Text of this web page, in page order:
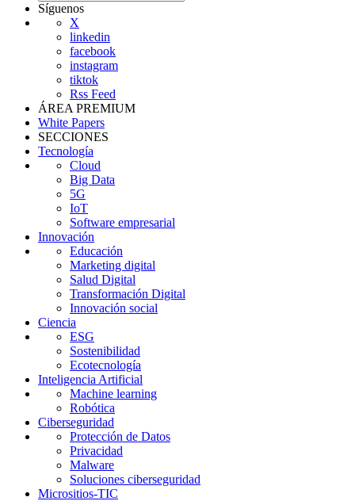
Síguenos
X
linkedin
facebook
instagram
tiktok
Rss Feed
ÁREA PREMIUM
White Papers
SECCIONES
Tecnología
Cloud
Big Data
5G
IoT
Software empresarial
Innovación
Educación
Marketing digital
Salud Digital
Transformación Digital
Innovación social
Ciencia
ESG
Sostenibilidad
Ecotecnología
Inteligencia Artificial
Machine learning
Robótica
Ciberseguridad
Protección de Datos
Privacidad
Malware
Soluciones ciberseguridad
Micrositios-TIC